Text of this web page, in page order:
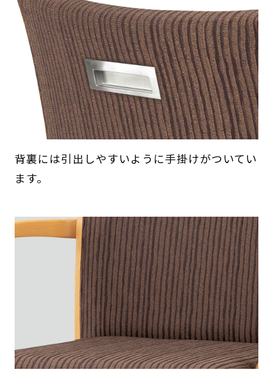
背裏には引出しやすいように手掛けがついてい
ます。